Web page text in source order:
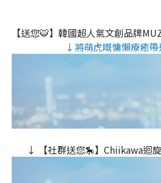
【送您🐯】韓國超人氣文創品牌
↓將萌虎嘅慵懶療癒
↓ 【社群送您🎠】Chiikawa迴